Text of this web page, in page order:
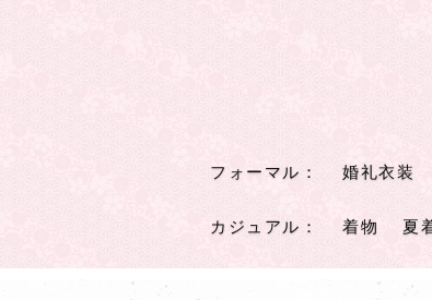
フォーマル ： 婚礼衣装
カジュアル ： 着物 夏